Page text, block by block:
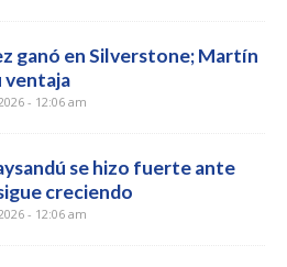
ganó en Silverstone; Martín
ventaja
- 12:06 am
se hizo fuerte ante
creciendo
- 12:06 am